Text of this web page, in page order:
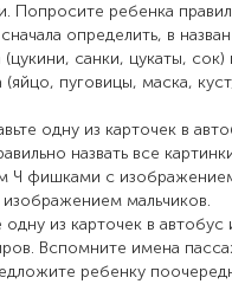
ребенка
определить, в
санки, цукаты, сок)
пуговицы, маска,
одну из карточек в
назвать все
Ч фишками с
мальчиков.
из карточек в автобус
Вспомните имена
ребенку